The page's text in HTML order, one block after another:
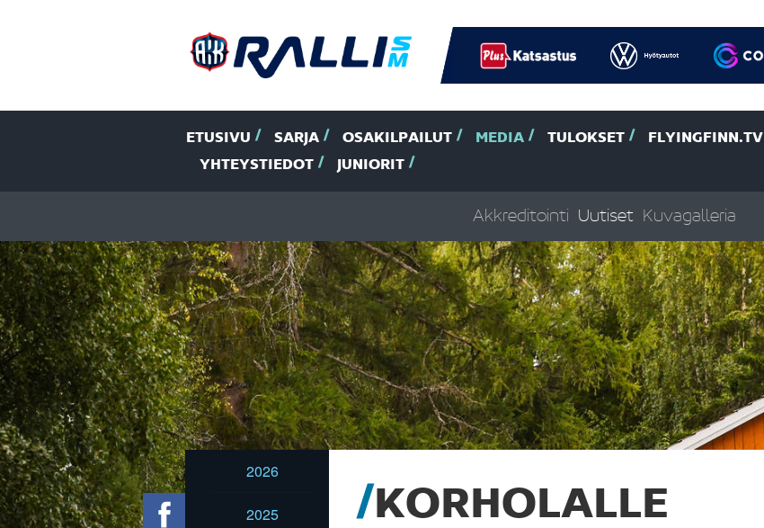
ETUSIVU SARJA OSAKILPAILUT MEDIA TULOKSET FLYINGFINN.TV
YHTEYSTIEDOT
JUNIORIT
Akkreditointi Uutiset Kuvagalleria
2026
2025
KORHOLALLE